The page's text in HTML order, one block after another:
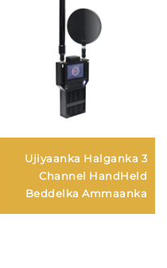
Ujiyaanka Halganka 3
Channel HandHeld
Beddelka Ammaanka